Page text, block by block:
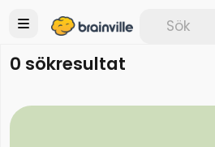
0 sökresultat